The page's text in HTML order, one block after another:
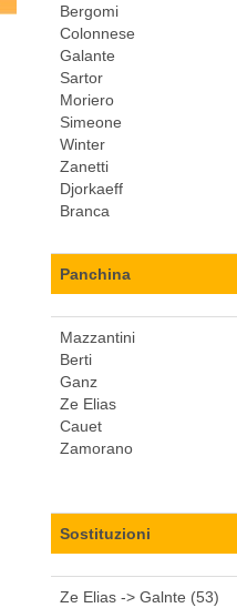
Bergomi
Colonnese
Galante
Sartor
Moriero
Simeone
Winter
Zanetti
Djorkaeff
Branca
Panchina
Mazzantini
Berti
Ganz
Ze Elias
Cauet
Zamorano
Sostituzioni
Ze Elias -> Galnte (53)